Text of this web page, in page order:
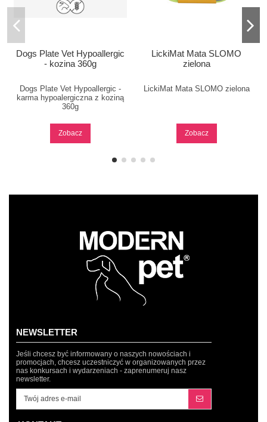
Dogs Plate Vet Hypoallergic
- kozina 360g
Dogs Plate Vet Hypoallergic -
karma hypoalergiczna z koziną
360g
Zobacz
LickiMat Mata SLOMO
zielona
LickiMat Mata SLOMO zielona
Zobacz
NEWSLETTER
Jeśli chcesz być informowany o naszych nowościach i
promocjach, chcesz uczestniczyć w organizowanych przez
nas konkursach i wydarzeniach - zaprenumeruj nasz
newsletter.